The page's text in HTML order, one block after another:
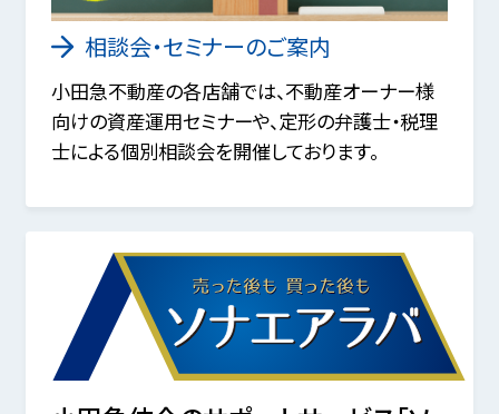
相談会・セミナーのご案内
小田急不動産の各店舗では、不動産オーナー様
向けの資産運用セミナーや、定形の弁護士・税理
士による個別相談会を開催しております。